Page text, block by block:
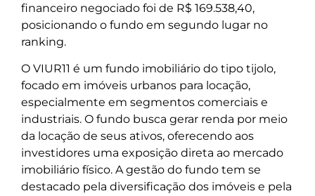
financeiro negociado foi de R$ 169.538,40,
posicionando o fundo em segundo lugar no
ranking.
O VIUR11 é um fundo imobiliário do tipo tijolo,
focado em imóveis urbanos para locação,
especialmente em segmentos comerciais e
industriais. O fundo busca gerar renda por meio
da locação de seus ativos, oferecendo aos
investidores uma exposição direta ao mercado
imobiliário físico. A gestão do fundo tem se
destacado pela diversificação dos imóveis e pela